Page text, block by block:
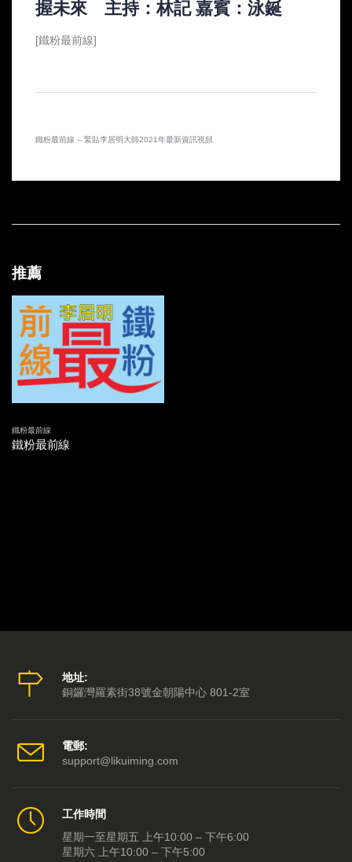
第三十九集 - 李居明大師伏藏九運行運天書
第三十六集 - 李居明大師出手勾召大偏財
第三十二集 - 披甲護身迎牛年
第三十一集 - 做個九運行運人
第三十集 - 長壽的秘密
第廿九集 - 防疫防病小兒鑼
第廿七集 - 李居明大師揭示1.13玄機 主持：林記 嘉賓：李居明
第二十集 - 李居明大師財神盒催旺偏財星 主持：林記 嘉賓：李居明
第十八集 -李居明大師教大家偷生一點金 主持：林記 嘉賓：李居明
第十六集 - 李居明大師牛年六合財箱摺銀紙勾財法
握未來 主持：林記 嘉賓：泳鋋
[鐵粉最前線]
鐵粉最前線 -- 緊貼李居明大師2021年最新資訊視頻
推薦
鐵粉最前線
鐵粉最前線
地址:
銅鑼灣羅素街38號金朝陽中心 801-2室
電郵:
support@likuiming.com
工作時間
星期一至星期五 上午10:00 – 下午6:00
星期六 上午10:00 – 下午5:00